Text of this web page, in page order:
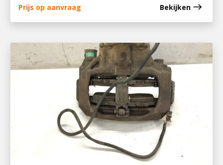
Prijs op aanvraag Bekijken east
REMKLAUW LV TGA / TGM